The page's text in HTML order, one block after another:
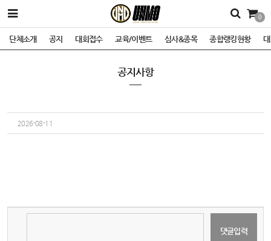
0
단체소개 공지 대회접수 교육/이벤트 심사&종목 종합랭킹현황
공지사항
2026-08-11